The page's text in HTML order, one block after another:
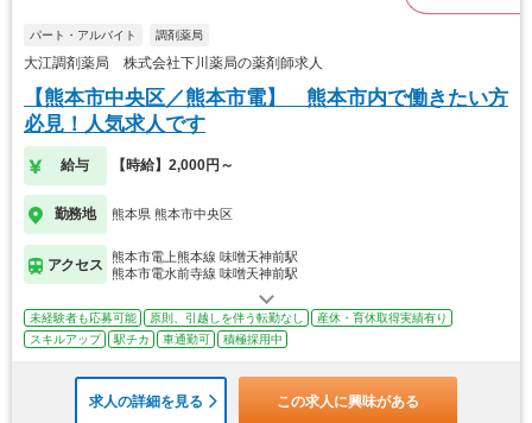
パート・アルバイト 調剤薬局
大江調剤薬局 株式会社下川薬局の薬剤師求人
【熊本市中央区／熊本市電】 熊本市内で働きたい方
必見！人気求人です
給与 【時給】2,000円～
勤務地 熊本県 熊本市中央区
アクセス
熊本市電上熊本線 味噌天神前駅
熊本市電水前寺線 味噌天神前駅
未経験者も応募可能 原則、引越しを伴う転勤なし
産休・育休取得実績有り
スキルアップ
駅チカ 車通勤可 積極採用中
求人の詳細を見る この求人に興味がある